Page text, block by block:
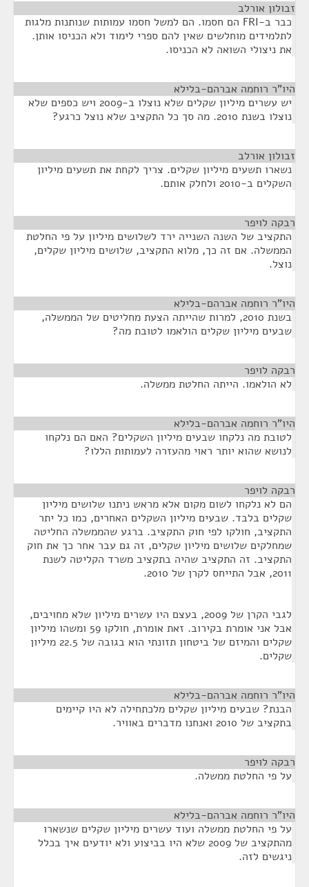
זבולון אורלב
כבר ב-FRI הם חסמו. הם למשל חסמו עמותות שנותנות מלגות
לתלמידים מוחלשים שאין להם ספרי לימוד ולא הכניסו אותן.
את ניצולי השואה לא הכניסו.
היו"ר רוחמה אברהם-בלילא
יש עשרים מיליון שקלים שלא נוצלו ב-2009 ויש כספים שלא
נוצלו בשנת 2010. מה סך כל התקציב שלא נוצל כרגע?
זבולון אורלב
נשארו תשעים מיליון שקלים. צריך לקחת את תשעים מיליון
השקלים ב-2010 ולחלק אותם.
רבקה לויפר
התקציב של השנה השנייה ירד לשלושים מיליון על פי החלטת
הממשלה. אם זה כך, מלוא התקציב, שלושים מיליון שקלים,
נוצל.
היו"ר רוחמה אברהם-בלילא
בשנת 2010, למרות שהייתה הצעת מחליטים של הממשלה,
שבעים מיליון שקלים הולאמו לטובת מה?
רבקה לויפר
לא הולאמו. הייתה החלטת ממשלה.
היו"ר רוחמה אברהם-בלילא
לטובת מה נלקחו שבעים מיליון השקלים? האם הם נלקחו
לנושא שהוא יותר ראוי מהעזרה לעמותות הללו?
רבקה לויפר
הם לא נלקחו לשום מקום אלא מראש ניתנו שלושים מיליון
שקלים בלבד. שבעים מיליון השקלים האחרים, כמו כל יתר
התקציב, חולקו לפי חוק התקציב. ברגע שהממשלה החליטה
שמחלקים שלושים מיליון שקלים, זה גם עבר אחר כך את חוק
התקציב. זה התקציב שהיה בתקציב משרד הקליטה לשנת
2011, אבל התייחס לקרן של 2010.
לגבי הקרן של 2009, בעצם היו עשרים מיליון שלא מחויבים,
אבל אני אומרת בקירוב. זאת אומרת, חולקו 59 ומשהו מיליון
שקלים והמיזם של ביטחון תזונתי הוא בגובה של 22.5 מיליון
שקלים.
היו"ר רוחמה אברהם-בלילא
הבנת? שבעים מיליון שקלים מלכתחילה לא היו קיימים
בתקציב של 2010 ואנחנו מדברים באוויר.
רבקה לויפר
על פי החלטת ממשלה.
היו"ר רוחמה אברהם-בלילא
על פי החלטת ממשלה ועוד עשרים מיליון שקלים שנשארו
מהתקציב של 2009 שלא היו בביצוע ולא יודעים איך בכלל
ניגשים לזה.